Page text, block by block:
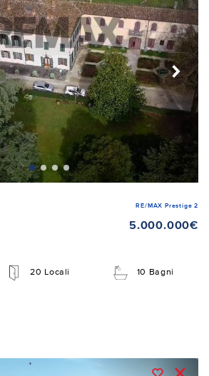
RE/MAX Prestige 2
5.000.000€
20 Locali 10 Bagni